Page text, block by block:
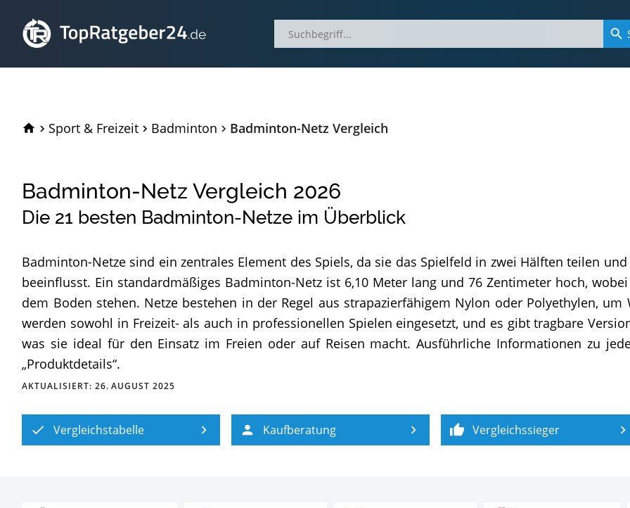
TopRatgeber24.de
Sport & Freizeit Badminton Badminton-Netz Vergleich
Badminton-Netz Vergleich 2026
Die 21 besten Badminton-Netze im Überblick
Badminton-Netze sind ein zentrales Element des Spiels, da sie das Spielfeld in zwei Hälften teilen
beeinflusst. Ein standardmäßiges Badminton-Netz ist 6,10 Meter lang und 76 Zentimeter hoch,
dem Boden stehen. Netze bestehen in der Regel aus strapazierfähigem Nylon oder Polyethylen,
werden sowohl in Freizeit- als auch in professionellen Spielen eingesetzt, und es gibt tragbare
was sie ideal für den Einsatz im Freien oder auf Reisen macht. Ausführliche Informationen zu
„Produktdetails“.
AKTUALISIERT: 26. AUGUST 2025
Vergleichstabelle Kaufberatung Vergleichssieger